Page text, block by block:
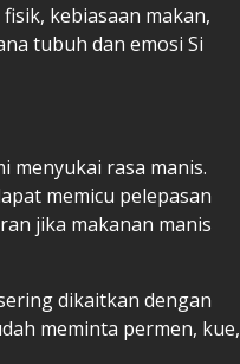
kebiasaan makan,
tubuh dan emosi Si
menyukai rasa manis.
memicu pelepasan
jika makanan manis
dikaitkan dengan
meminta permen, kue,